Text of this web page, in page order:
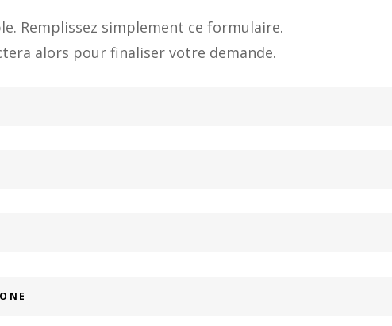
Remplissez simplement ce formulaire.
alors pour finaliser votre demande.